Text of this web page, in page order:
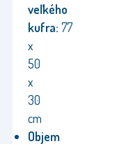
veľkého
kufra: 77
x
50
x
30
cm
Objem